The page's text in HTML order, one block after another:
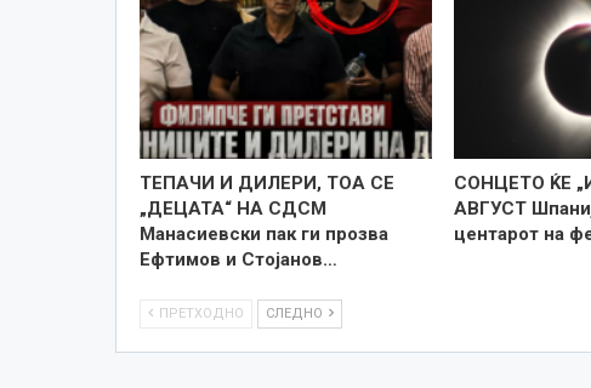
TEПАЧИ И ДИЛЕРИ, ТОА СЕ
„ДЕЦАТА“ НА СДСМ
Манасиевски пак ги прозва
Ефтимов и Стојанов…
СОНЦЕТО ЌЕ
АВГУСТ
центарот на
ПРЕТХОДНО СЛЕДНО